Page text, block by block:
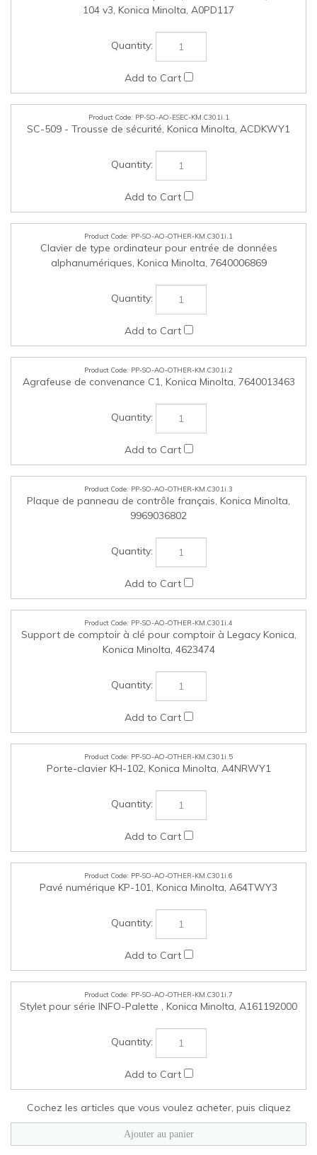
PP-SO-AO-OTHER-KM.C301i.2
Agrafeuse de convenance C1, Konica Minolta, 7640013463
PP-SO-AO-OTHER-KM.C301i.3
Plaque de panneau de contrôle français, Konica Minolta,
PP-SO-AO-OTHER-KM.C301i.4
Support de comptoir à clé pour comptoir à Legacy Konica,
Konica Minolta, 4623474
PP-SO-AO-OTHER-KM.C301i.5
Porte-clavier KH-102, Konica Minolta, A4NRWY1
PP-SO-AO-OTHER-KM.C301i.6
Pavé numérique KP-101, Konica Minolta, A64TWY3
Stylet pour série INFO-Palette , Konica Minolta, A161192000
Cochez les articles que vous voulez acheter, puis cliquez
LIENS RAPIDES
Services partagés Canada. Tous droits réservés.